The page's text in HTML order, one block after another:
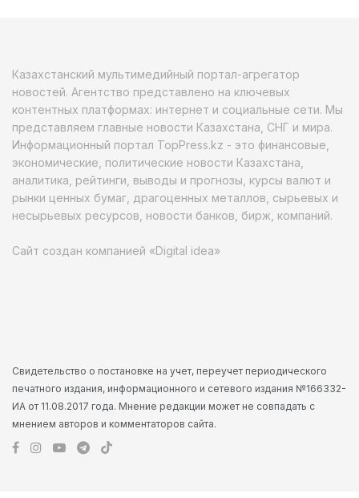
Казахстанский мультимедийный портал-агрегатор
новостей. Агентство представлено на ключевых
контентных платформах: интернет и социальные сети. Мы
представляем главные новости Казахстана, СНГ и мира.
Информационный портал TopPress.kz - это финансовые,
экономические, политические новости Казахстана,
аналитика, рейтинги, выводы и прогнозы, курсы валют и
рынки ценных бумаг, драгоценных металлов, сырьевых и
несырьевых ресурсов, новости банков, бирж, компаний.
Сайт создан компанией «Digital idea»
Свидетельство о постановке на учет, переучет периодического
печатного издания, информационного и сетевого издания №166332-
ИА от 11.08.2017 года. Мнение редакции может не совпадать с
мнением авторов и комментаторов сайта.